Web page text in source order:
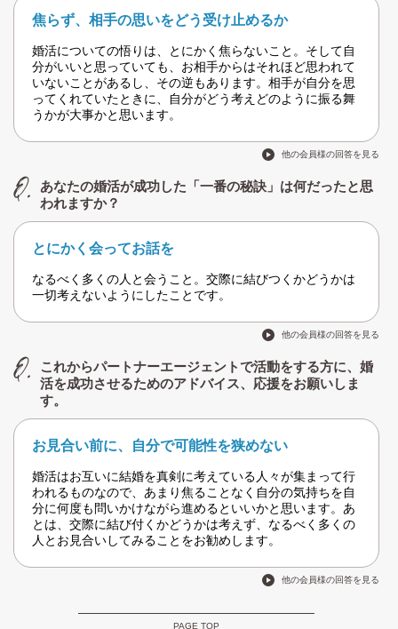
焦らず、相手の思いをどう受け止めるか
婚活についての悟りは、とにかく焦らないこと。そして自
分がいいと思っていても、お相手からはそれほど思われて
いないことがあるし、その逆もあります。相手が自分を思
ってくれていたときに、自分がどう考えどのように振る舞
うかが大事かと思います。
他の会員様の回答を見る
あなたの婚活が成功した「一番の秘訣」は何だったと思
われますか？
とにかく会ってお話を
なるべく多くの人と会うこと。交際に結びつくかどうかは
一切考えないようにしたことです。
他の会員様の回答を見る
これからパートナーエージェントで活動をする方に、婚
活を成功させるためのアドバイス、応援をお願いしま
す。
お見合い前に、自分で可能性を狭めない
婚活はお互いに結婚を真剣に考えている人々が集まって行
われるものなので、あまり焦ることなく自分の気持ちを自
分に何度も問いかけながら進めるといいかと思います。あ
とは、交際に結び付くかどうかは考えず、なるべく多くの
人とお見合いしてみることをお勧めします。
他の会員様の回答を見る
PAGE TOP